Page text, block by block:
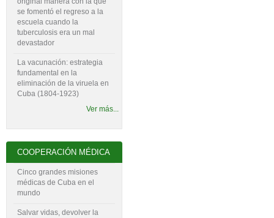
se fomentó el regreso a la
escuela cuando la
tuberculosis era un mal
devastador
La vacunación: estrategia
fundamental en la
eliminación de la viruela en
Cuba (1804-‍1923)
Ver más...
COOPERACIÓN MÉDICA
Cinco grandes misiones
médicas de Cuba en el
mundo
Salvar vidas, devolver la